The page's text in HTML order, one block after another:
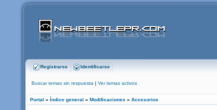
Registrarse Identificarse
Buscar temas sin respuesta | Ver temas activos
Portal » Índice general » Modificaciones » Accesorios